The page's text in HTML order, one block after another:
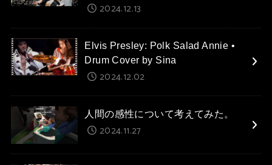
2024.12.13
Elvis Presley: Polk Salad Annie •
Drum Cover by Sina
2024.12.02
人間の感性について考えてみた。
2024.11.27